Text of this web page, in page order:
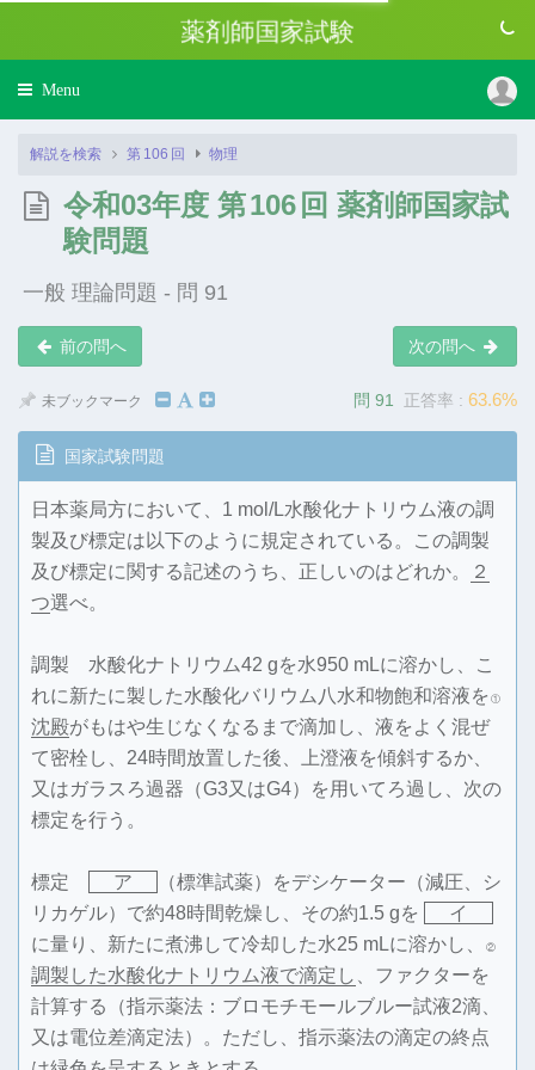
薬剤師国家試験
Toggle
Menu
解説を検索 第 106 回 物理
令和03年度 第106 回 薬剤師国家試
験問題
一般 理論問題 - 問 91
前の問へ 次の問へ
未ブックマーク 問 91 正答率 : 63.6%
国家試験問題
日本薬局方において、1 mol/L水酸化ナトリウム液の調
製及び標定は以下のように規定されている。この調製
及び標定に関する記述のうち、正しいのはどれか。
２
つ選べ。
調製 水酸化ナトリウム42 gを水950 mLに溶かし、こ
れに新たに製した水酸化バリウム八水和物飽和溶液を ①
沈殿がもはや生じなくなるまで滴加し、液をよく混ぜ
て密栓し、24時間放置した後、上澄液を傾斜するか、
又はガラスろ過器（G3又はG4）を用いてろ過し、次の
標定を行う。
標定 ア
（標準試薬）をデシケーター（減圧、シ
リカゲル）で約48時間乾燥し、その約1.5 gを
イ
に量り、新たに煮沸して冷却した水25 mLに溶かし、
②
調製した水酸化ナトリウム液で滴定し
、ファクターを
計算する（指示薬法：ブロモチモールブルー試液2滴、
又は電位差滴定法）。ただし、指示薬法の滴定の終点